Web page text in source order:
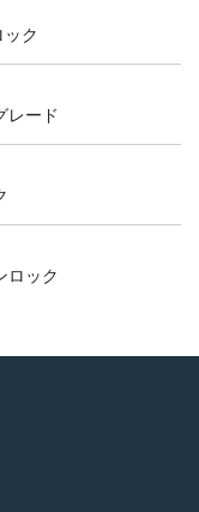
ク
レード
ロック